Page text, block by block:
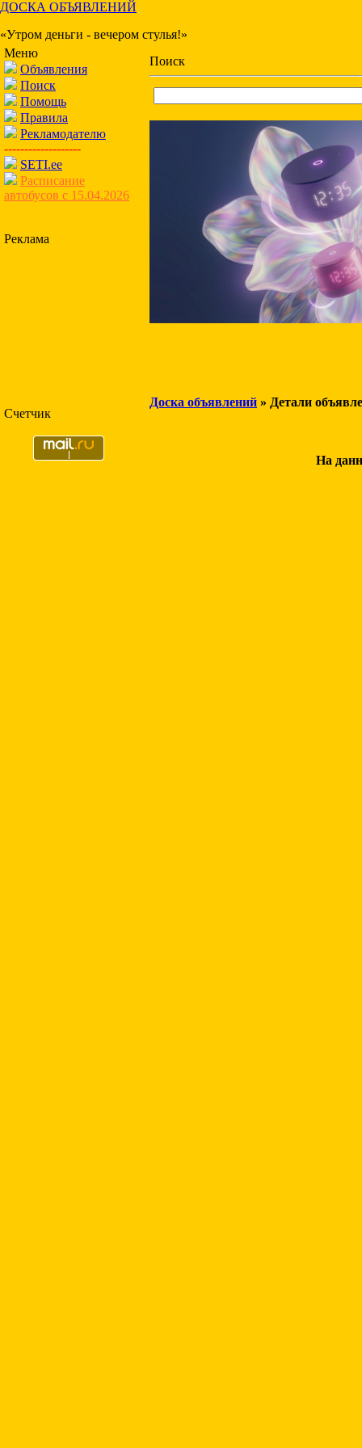
ДОСКА ОБЪЯВЛЕНИЙ
«Утром деньги - вечером стулья!»
Меню
Объявления
Поиск
Помощь
Правила
Рекламодателю
-------------------
SETI.ee
Расписание
автобусов с 15.04.2026
Реклама
Счетчик
Поиск
Доска объявлений » Детали
На